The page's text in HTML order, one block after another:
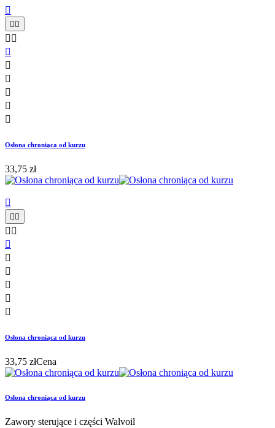

 
 






Osłona chroniąca od kurzu
33,75 zł

 
 






Osłona chroniąca od kurzu
33,75 złCena
Osłona chroniąca od kurzu
Zawory sterujące i części Walvoil